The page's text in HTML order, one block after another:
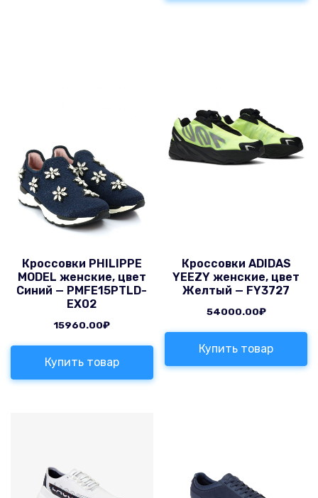
Кроссовки PHILIPPE
MODEL женские, цвет
Синий — PMFE15PTLD-
EX02
15960.00₽
Купить товар
Кроссовки ADIDAS
YEEZY женские, цвет
Желтый — FY3727
54000.00₽
Купить товар